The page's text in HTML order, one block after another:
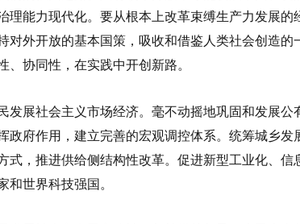
理能力现代化。要从根本上改革束缚生产力发展
对外开放的基本国策，吸收和借鉴人类社会创造
、协同性，在实践中开创新路。
发展社会主义市场经济。毫不动摇地巩固和发展
政府作用，建立完善的宏观调控体系。统筹城乡
式，推进供给侧结构性改革。促进新型工业化、
和世界科技强国。